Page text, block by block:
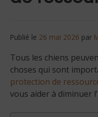
Publié le 26 mai 2026 par
Tous les chiens
choses qui sont
protection de
vous aider à diminuer